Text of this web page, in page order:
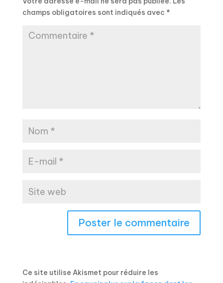
champs obligatoires sont indiqués avec *
Ce site utilise Akismet pour réduire les